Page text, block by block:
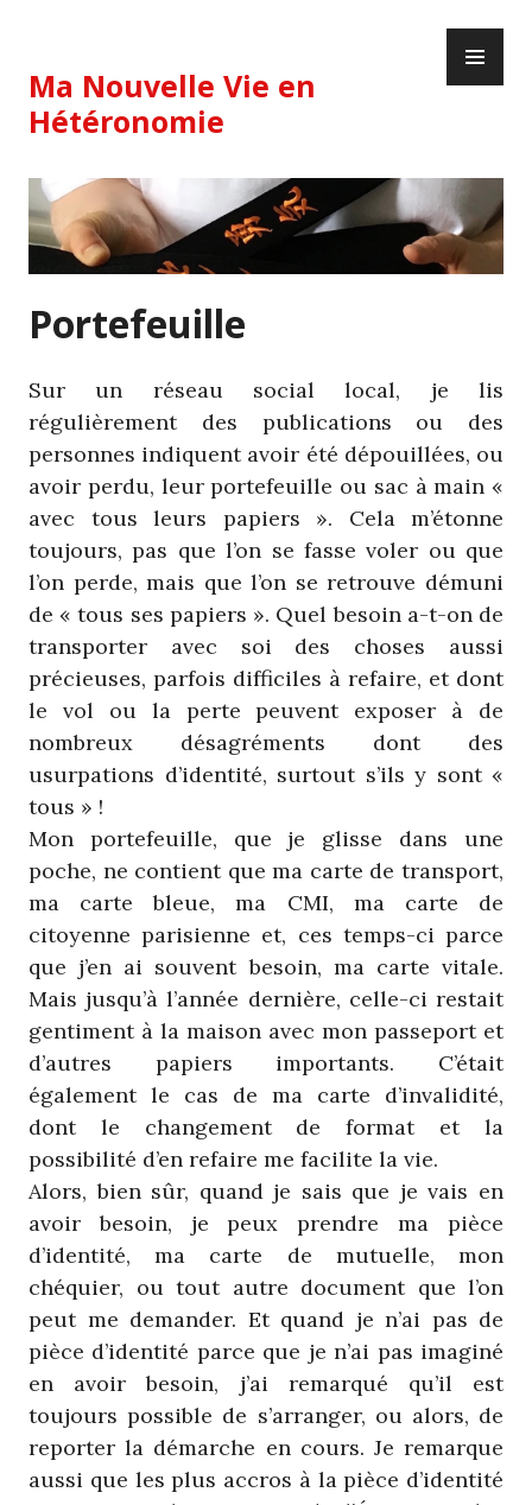
content
Ma Nouvelle Vie en
Hétéronomie
Portefeuille
Sur un réseau social local, je lis
régulièrement des publications ou des
personnes indiquent avoir été dépouillées, ou
avoir perdu, leur portefeuille ou sac à main «
avec tous leurs papiers ». Cela m’étonne
toujours, pas que l’on se fasse voler ou que
l’on perde, mais que l’on se retrouve démuni
de « tous ses papiers ». Quel besoin a-t-on de
transporter avec soi des choses aussi
précieuses, parfois difficiles à refaire, et dont
le vol ou la perte peuvent exposer à de
nombreux désagréments dont des
usurpations d’identité, surtout s’ils y sont «
tous » !
Mon portefeuille, que je glisse dans une
poche, ne contient que ma carte de transport,
ma carte bleue, ma CMI, ma carte de
citoyenne parisienne et, ces temps-ci parce
que j’en ai souvent besoin, ma carte vitale.
Mais jusqu’à l’année dernière, celle-ci restait
gentiment à la maison avec mon passeport et
d’autres papiers importants. C’était
également le cas de ma carte d’invalidité,
dont le changement de format et la
possibilité d’en refaire me facilite la vie.
Alors, bien sûr, quand je sais que je vais en
avoir besoin, je peux prendre ma pièce
d’identité, ma carte de mutuelle, mon
chéquier, ou tout autre document que l’on
peut me demander. Et quand je n’ai pas de
pièce d’identité parce que je n’ai pas imaginé
en avoir besoin, j’ai remarqué qu’il est
toujours possible de s’arranger, ou alors, de
reporter la démarche en cours. Je remarque
aussi que les plus accros à la pièce d’identité